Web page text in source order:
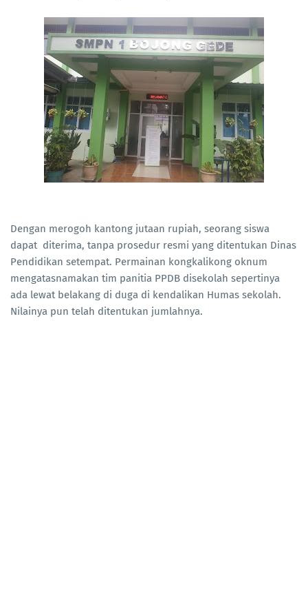
Dengan merogoh kantong jutaan rupiah, seorang siswa
dapat diterima, tanpa prosedur resmi yang ditentukan Dinas
Pendidikan setempat. Permainan kongkalikong oknum
mengatasnamakan tim panitia PPDB disekolah sepertinya
ada lewat belakang di duga di kendalikan Humas sekolah.
Nilainya pun telah ditentukan jumlahnya.